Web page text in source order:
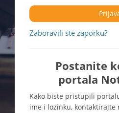
Zaboravili ste zaporku?
Postanite
portala
Kako biste pristupili
ime i lozinku, kontaktirajte